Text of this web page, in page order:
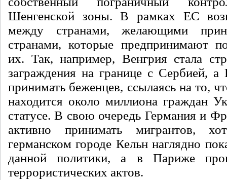
Шенгенской зоны. В рамках ЕС
между странами, желающими
странами, которые предпринимают
их. Так, например, Венгрия стала
заграждения на границе с Сербией, а
принимать беженцев, ссылаясь на то,
находится около миллиона граждан
статусе. В свою очередь Германия и
активно принимать мигрантов,
германском городе Кельн наглядно
данной политики, а в Париже
террористических актов.